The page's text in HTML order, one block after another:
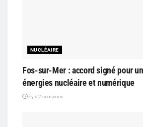
NUCLÉAIRE
Fos-sur-Mer : accord signé pour
énergies nucléaire et numérique
il y a 2 semaines